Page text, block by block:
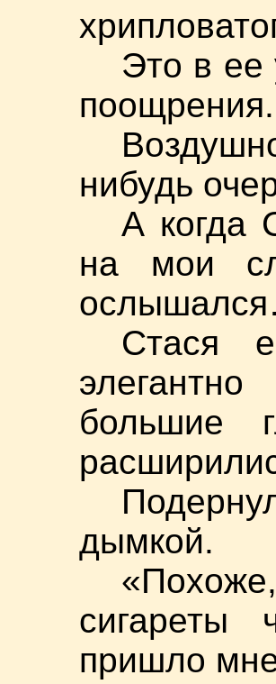
Это в ее
поощрения.
нибудь
А когда
на мои
Стася
большие
дымкой.
сигареты
пришло